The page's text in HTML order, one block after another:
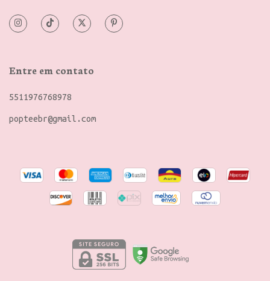
Entre em contato
5511976768978
popteebr@gmail.com